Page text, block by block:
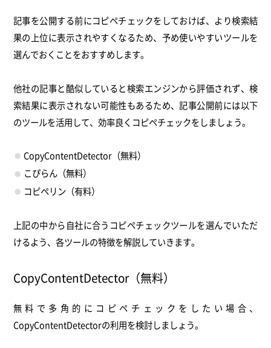
記事を公開する前にコピペチェックをしておけば、より検索結
果の上位に表示されやすくなるため、予め使いやすいツールを
選んでおくことをおすすめします。
他社の記事と酷似していると検索エンジンから評価されず、検
索結果に表示されない可能性もあるため、記事公開前には以下
のツールを活用して、効率良くコピペチェックをしましょう。
CopyContentDetector（無料）
こぴらん（無料）
コピペリン（有料）
上記の中から自社に合うコピペチェックツールを選んでいただ
けるよう、各ツールの特徴を解説していきます。
CopyContentDetector（無料）
無料で多角的にコピペチェックをしたい場合、
CopyContentDetectorの利用を検討しましょう。